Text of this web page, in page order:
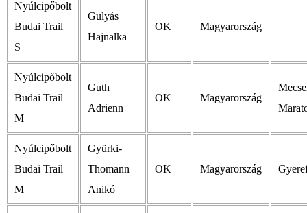
Nyúlcipőbolt
Budai Trail
S
Gulyás
Hajnalka
OK Magyarország
Nyúlcipőbolt
Budai Trail
M
Guth
Adrienn
OK Magyarország
Nyúlcipőbolt
Budai Trail
M
Gyürki-
Thomann
Anikó
OK Magyarország